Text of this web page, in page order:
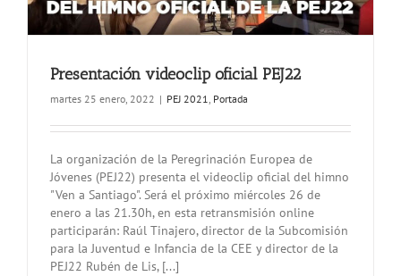
Presentación videoclip oficial PEJ22
martes 25 enero, 2022 | PEJ 2021, Portada
La organización de la Peregrinación Europea de
Jóvenes (PEJ22) presenta el videoclip oficial del himno
"Ven a Santiago". Será el próximo miércoles 26 de
enero a las 21.30h, en esta retransmisión online
participarán: Raúl Tinajero, director de la Subcomisión
para la Juventud e Infancia de la CEE y director de la
PEJ22 Rubén de Lis, [...]